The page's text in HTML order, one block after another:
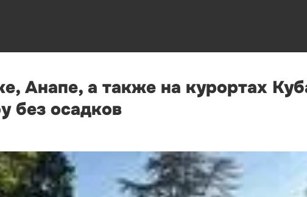
Анапе, а также на курортах
без осадков